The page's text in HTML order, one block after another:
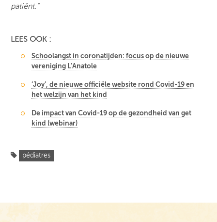
patiënt.”
LEES OOK :
Schoolangst in coronatijden: focus op de nieuwe
vereniging L’Anatole
‘Joy’, de nieuwe officiële website rond Covid-19 en
het welzijn van het kind
De impact van Covid-19 op de gezondheid van get
kind (webinar)
pédiatres